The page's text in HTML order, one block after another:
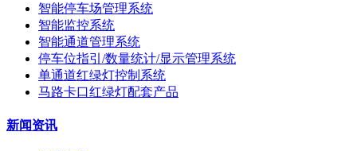
智能停车场管理系统
智能监控系统
智能通道管理系统
停车位指引/数量统计/显示管理系统
单通道红绿灯控制系统
马路卡口红绿灯配套产品
新闻资讯